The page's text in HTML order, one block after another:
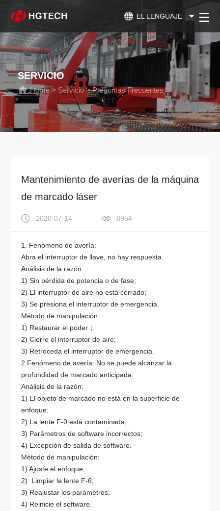
EL LENGUAJE
SERVICIO
Home> Servicio>Preguntas Frecuentes
Mantenimiento de averías de la máquina
de marcado láser
2020-07-14 8954
1. Fenómeno de avería:
Abra el interruptor de llave, no hay respuesta.
Análisis de la razón:
1) Sin pérdida de potencia o de fase;
2) El interruptor de aire no está cerrado;
3) Se presiona el interruptor de emergencia.
Método de manipulación:
1) Restaurar el poder；
2) Cierre el interruptor de aire;
3) Retroceda el interruptor de emergencia.
2.Fenómeno de avería: No se puede alcanzar la
profundidad de marcado anticipada.
Análisis de la razón:
1) El objeto de marcado no está en la superficie de
enfoque;
2) La lente F-θ está contaminada;
3) Parámetros de software incorrectos;
4) Excepción de salida de software.
Método de manipulación:
1) Ajuste el enfoque;
2) Limpiar la lente F-θ;
3) Reajustar los parámetros;
4) Reinicie el software.